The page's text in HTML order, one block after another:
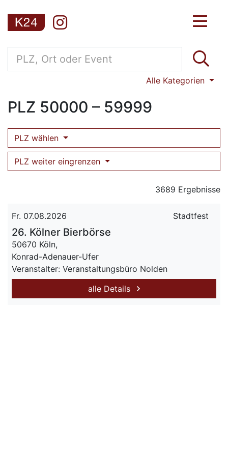
Alle Kategorien
PLZ 50000 – 59999
PLZ wählen
PLZ weiter eingrenzen
3689 Ergebnisse
Fr. 07.08.2026 Stadtfest
26. Kölner Bierbörse
50670 Köln,
Konrad-Adenauer-Ufer
Veranstalter: Veranstaltungsbüro Nolden
alle Details